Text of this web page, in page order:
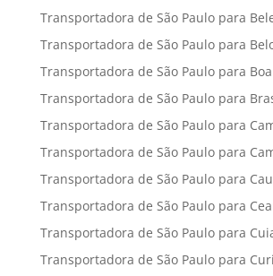
Transportadora de São Paulo para
Transportadora de São Paulo para
Transportadora de São Paulo para
Transportadora de São Paulo para
Transportadora de São Paulo para
Transportadora de São Paulo para
Transportadora de São Paulo para
Transportadora de São Paulo para
Transportadora de São Paulo para
Transportadora de São Paulo para